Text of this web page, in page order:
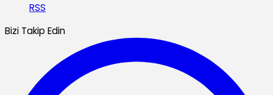
RSS
Bizi Takip Edin